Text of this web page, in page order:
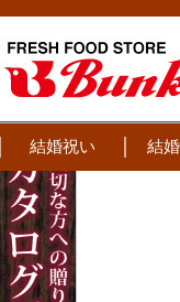
結婚祝い 結